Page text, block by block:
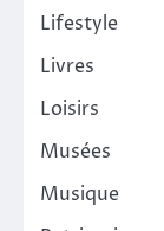
Lifestyle
Livres
Loisirs
Musées
Musique